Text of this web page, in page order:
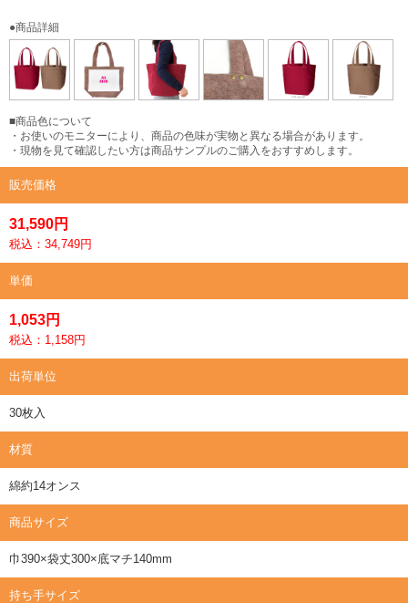
●商品詳細
■商品色について
・お使いのモニターにより、商品の色味が実物と異なる場合があります。
・現物を見て確認したい方は商品サンプルのご購入をおすすめします。
販売価格
31,590円
税込：34,749円
単価
1,053円
税込：1,158円
出荷単位
30枚入
材質
綿約14オンス
商品サイズ
巾390×袋丈300×底マチ140mm
持ち手サイズ